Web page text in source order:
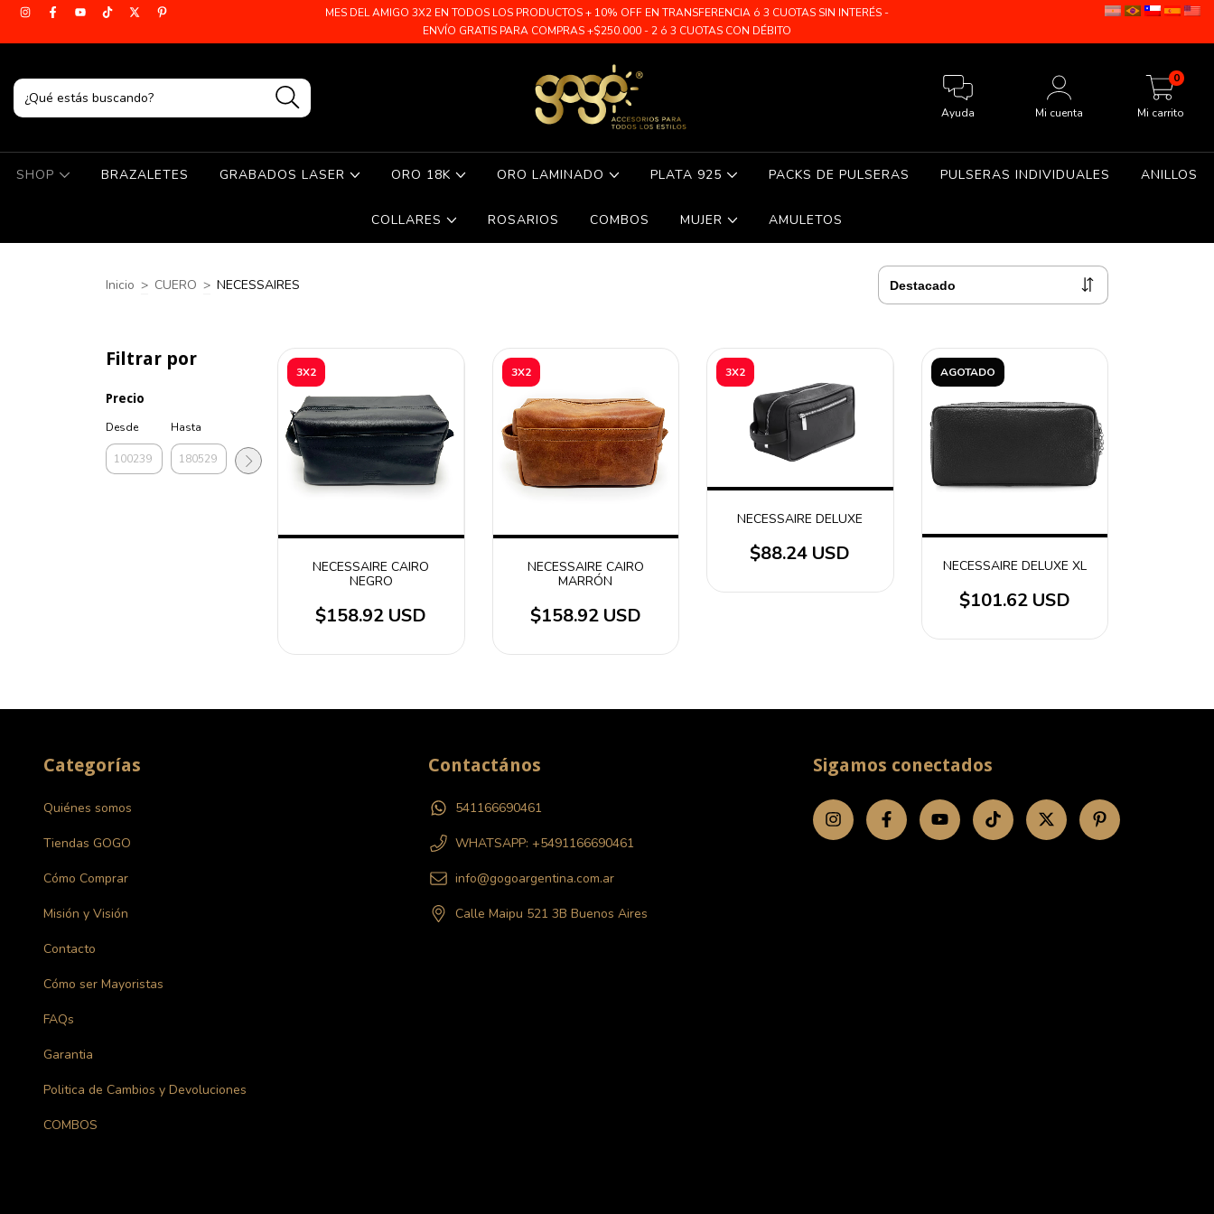
MES DEL AMIGO 3X2 EN TODOS LOS PRODUCTOS + 10% OFF EN TRANSFERENCIA ó 3 CUOTAS SIN INTERÉS -
ENVÍO GRATIS PARA COMPRAS +$250.000 - 2 ó 3 CUOTAS CON DÉBITO
Ayuda Mi cuenta Mi carrito
0
SHOP BRAZALETES GRABADOS LASER ORO 18K ORO LAMINADO PLATA 925 PACKS DE PULSERAS PULSERAS INDIVIDUALES ANILLOS
COLLARES ROSARIOS COMBOS MUJER AMULETOS
Inicio > CUERO > NECESSAIRES
Filtrar por
Precio
Desde
Hasta
3X2
NECESSAIRE CAIRO
NEGRO
$158.92 USD
3X2
NECESSAIRE CAIRO
MARRÓN
$158.92 USD
3X2
NECESSAIRE DELUXE
$88.24 USD
AGOTADO
NECESSAIRE DELUXE XL
$101.62 USD
Categorías
Quiénes somos
Tiendas GOGO
Cómo Comprar
Misión y Visión
Contacto
Cómo ser Mayoristas
FAQs
Garantia
Politica de Cambios y Devoluciones
COMBOS
Contactános
541166690461
WHATSAPP: +5491166690461
info@gogoargentina.com.ar
Calle Maipu 521 3B Buenos Aires
Sigamos conectados